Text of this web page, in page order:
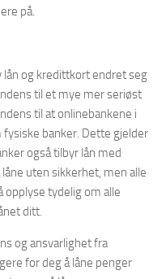
på.
og kredittkort endret seg
til et mye mer seriøst
til at onlinebankene i
banker. Dette gjelder
også tilbyr lån med
uten sikkerhet, men alle
opplyse tydelig om alle
ditt.
og ansvarlighet fra
for deg å låne penger